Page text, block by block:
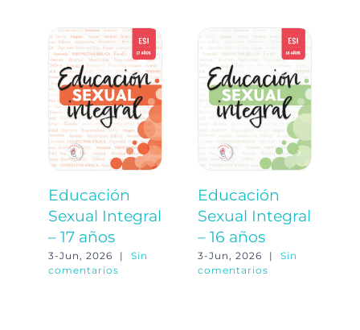
Educación
Sexual Integral
– 17 años
3-Jun, 2026 |
Sin
comentarios
Educación
Sexual Integral
– 16 años
3-Jun, 2026 |
Sin
comentarios